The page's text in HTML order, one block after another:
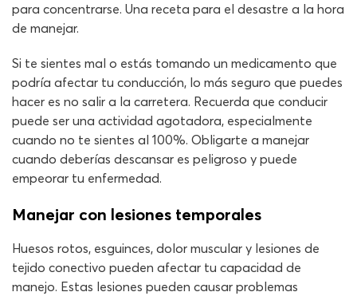
para concentrarse. Una receta para el desastre a la hora
de manejar.
Si te sientes mal o estás tomando un medicamento que
podría afectar tu conducción, lo más seguro que puedes
hacer es no salir a la carretera. Recuerda que conducir
puede ser una actividad agotadora, especialmente
cuando no te sientes al 100%. Obligarte a manejar
cuando deberías descansar es peligroso y puede
empeorar tu enfermedad.
Manejar con lesiones temporales
Huesos rotos, esguinces, dolor muscular y lesiones de
tejido conectivo pueden afectar tu capacidad de
manejo. Estas lesiones pueden causar problemas